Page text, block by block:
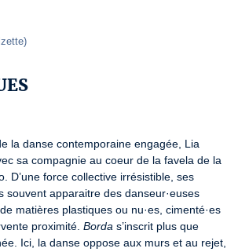
)
la danse contemporaine engagée, Lia
sa compagnie au coeur de la favela de la
D’une force collective irrésistible, ses
souvent apparaitre des danseur·euses
matières plastiques ou nu·es, cimenté·es
proximité. Borda s’inscrit plus que
Ici, la danse oppose aux murs et au rejet,